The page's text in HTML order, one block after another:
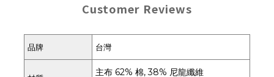
Customer Reviews
品牌 台灣
主布 62% 棉, 38% 尼龍纖維